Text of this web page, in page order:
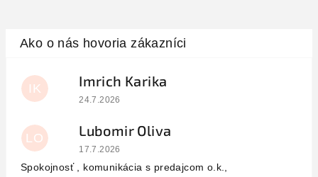
IK Imrich Karika
Hodnotenie obchodu je 5 z 5 hviezdičiek.
24.7.2026
LO Lubomir Oliva
Hodnotenie obchodu je 5 z 5 hviezdičiek.
17.7.2026
Spokojnosť , komunikácia s predajcom o.k.,